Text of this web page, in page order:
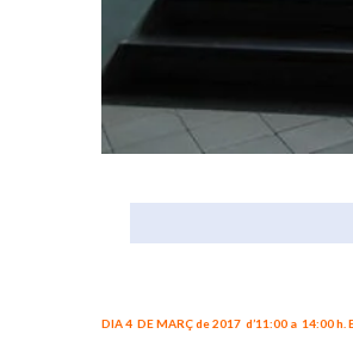
DIA 4 DE MARÇ de 2017 d’11:00 a 14:00 h.